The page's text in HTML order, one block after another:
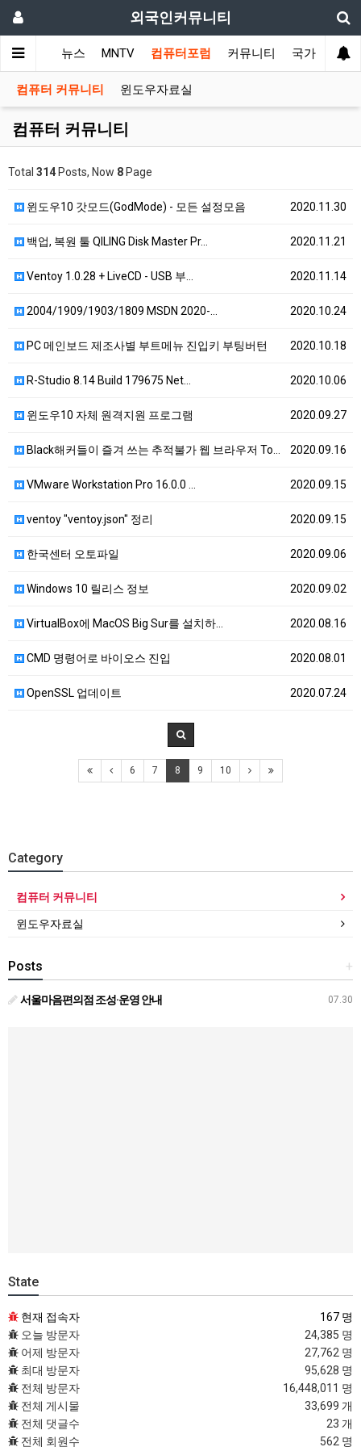
외국인커뮤니티
메인 뉴스 MNTV 컴퓨터포럼 커뮤니티 국가 커뮤니
컴퓨터 커뮤니티 윈도우자료실
컴퓨터 커뮤니티
Total 314 Posts, Now 8 Page
2020.11.30
윈도우10 갓모드(GodMode) - 모든 설정모음
2020.11.21
백업, 복원 툴 QILING Disk Master Pr…
2020.11.14
Ventoy 1.0.28 + LiveCD - USB 부…
2020.10.24
2004/1909/1903/1809 MSDN 2020-…
2020.10.18
PC 메인보드 제조사별 부트메뉴 진입키 부팅버턴
2020.10.06
R-Studio 8.14 Build 179675 Net…
2020.09.27
윈도우10 자체 원격지원 프로그램
2020.09.16
Black해커들이 즐겨 쓰는 추적불가 웹 브라우저 To…
2020.09.15
VMware Workstation Pro 16.0.0 …
2020.09.15
ventoy "ventoy.json" 정리
2020.09.06
한국센터 오토파일
2020.09.02
Windows 10 릴리스 정보
2020.08.16
VirtualBox에 MacOS Big Sur를 설치하…
2020.08.01
CMD 명령어로 바이오스 진입
2020.07.24
OpenSSL 업데이트
6 7 8 9 10
Category
컴퓨터 커뮤니티
윈도우자료실
+
Posts
07.30
서울마음편의점 조성·운영 안내
State
현재 접속자
167 명
오늘 방문자
24,385 명
어제 방문자
27,762 명
최대 방문자
95,628 명
전체 방문자
16,448,011 명
전체 게시물
33,699 개
전체 댓글수
23 개
전체 회원수
562 명